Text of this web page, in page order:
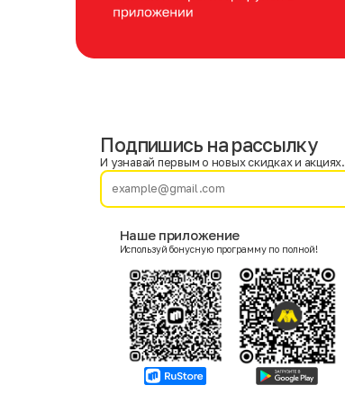
Фамилия
Женский
Согласие на получение чеков по электронной почте
Подпишись на рассылку
И узнавай первым о новых скидках и акциях.
Наше приложение
Используй бонусную программу по полной!